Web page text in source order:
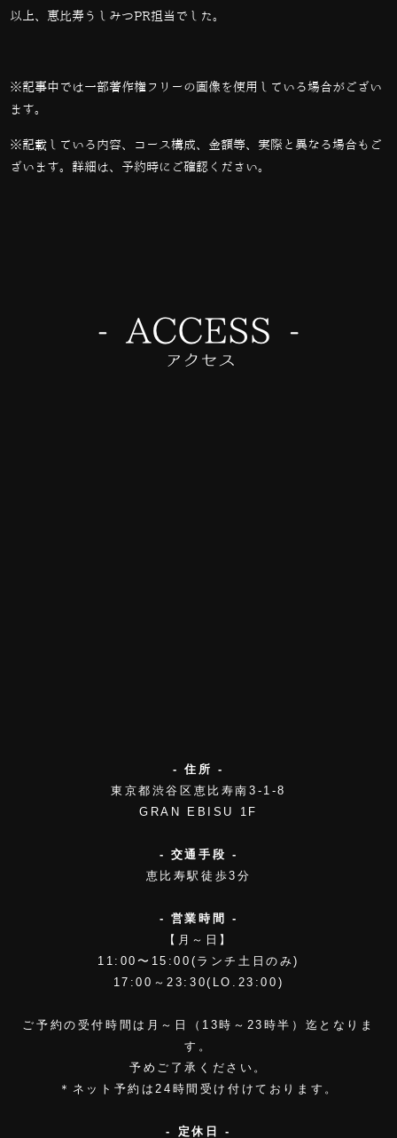
以上、恵比寿うしみつPR担当でした。
※記事中では一部著作権フリーの画像を使用している場合がござい
ます。
※記載している内容、コース構成、金額等、実際と異なる場合もご
ざいます。詳細は、予約時にご確認ください。
- 住所 -
東京都渋谷区恵比寿南3-1-8
GRAN EBISU 1F
- 交通手段 -
恵比寿駅徒歩3分
- 営業時間 -
【月～日】
11:00〜15:00(ランチ土日のみ)
17:00～23:30(LO.23:00)
ご予約の受付時間は月～日（13時～23時半）迄となりま
す。
予めご了承ください。
＊ネット予約は24時間受け付けております。
- 定休日 -